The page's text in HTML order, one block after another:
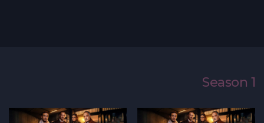
Season 1